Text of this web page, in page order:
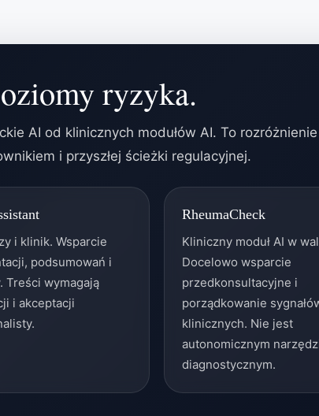
ryzyka.
AI od klinicznych modułów AI. To
i przyszłej ścieżki regulacyjnej.
i klinik. Wsparcie
podsumowań i
Treści wymagają
i akceptacji
RheumaCheck
Kliniczny moduł AI w
Docelowo wsparcie
przedkonsultacyjne i
porządkowanie
klinicznych. Nie jest
autonomicznym
diagnostycznym.